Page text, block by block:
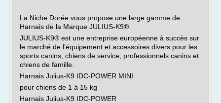
La Niche Dorée vous propose une large gamme de
Harnais de la Marque JULIUS-K9®.
JULIUS-K9® est une entreprise européenne à succès sur
le marché de l'équipement et accessoires divers pour les
sports canins, chiens de service, professionnels canins et
chiens de famille.
Harnais Julius-K9 IDC-POWER MINI
pour chiens de 1 à 15 kg
Harnais Julius-K9 IDC-POWER